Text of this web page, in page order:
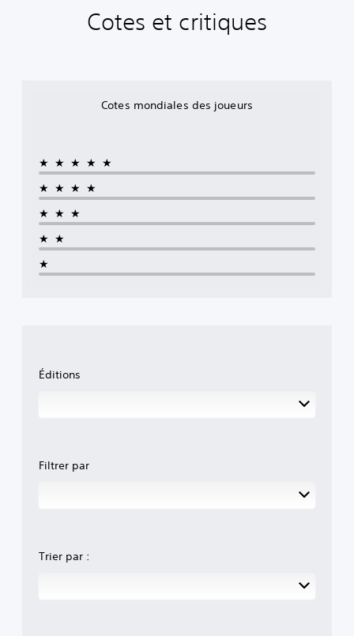
Cotes et critiques
Cotes mondiales des joueurs
★★★★★
★★★★
★★★
★★
★
Éditions
Filtrer par
Trier par :